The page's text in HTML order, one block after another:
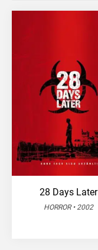
28 Days Later
HORROR • 2002